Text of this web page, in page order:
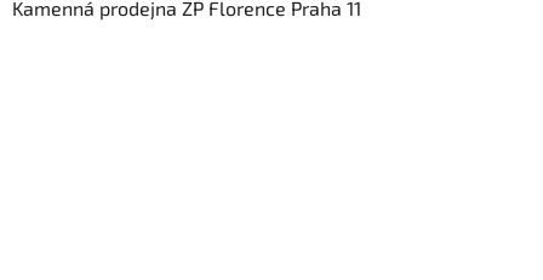
Kamenná prodejna ZP Florence Praha 11